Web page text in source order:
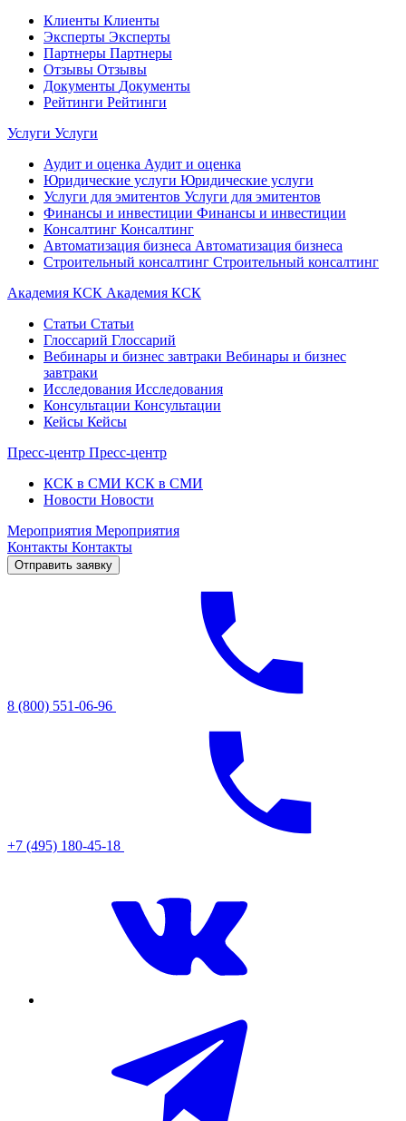
Клиенты Клиенты
Эксперты Эксперты
Партнеры Партнеры
Отзывы Отзывы
Документы Документы
Рейтинги Рейтинги
Услуги Услуги
Аудит и оценка Аудит и оценка
Юридические услуги Юридические услуги
Услуги для эмитентов Услуги для эмитентов
Финансы и инвестиции Финансы и инвестиции
Консалтинг Консалтинг
Автоматизация бизнеса Автоматизация бизнеса
Строительный консалтинг Строительный консалтинг
Академия КСК Академия КСК
Статьи Статьи
Глоссарий Глоссарий
Вебинары и бизнес завтраки Вебинары и бизнес
завтраки
Исследования Исследования
Консультации Консультации
Кейсы Кейсы
Пресс-центр Пресс-центр
КСК в СМИ КСК в СМИ
Новости Новости
Мероприятия Мероприятия
Контакты Контакты
Отправить заявку
8 (800) 551-06-96
+7 (495) 180-45-18